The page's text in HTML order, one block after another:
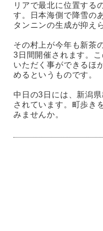
リアで最北に位置する
す。日本海側で降雪の
タンニンの生成が抑え
その村上が今年も新茶
3日間開催されます。
いただく事ができるほ
めるというものです。
中日の3日には、新潟
されています。町歩き
みませんか。